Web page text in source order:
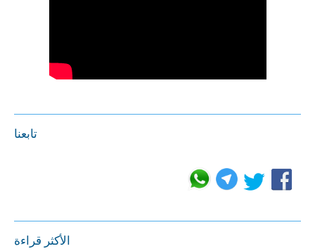
تابعنا
الأكثر قراءة